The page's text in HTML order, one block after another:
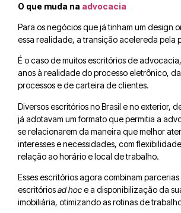
O que muda na advocacia
Para os negócios que já tinham um design
essa realidade, a transição acelereda pela
É o caso de muitos escritórios de
anos à realidade do processo eletrônico,
processos e de carteira de clientes.
Diversos escritórios no Brasil e no exterior,
já adotavam um formato que permitia a
se relacionarem da maneira que melhor
interesses e necessidades, com
relação ao horário e local de trabalho.
Esses escritórios agora combinam
escritóriosad hoce a disponibilização da
imobiliária, otimizando as rotinas de